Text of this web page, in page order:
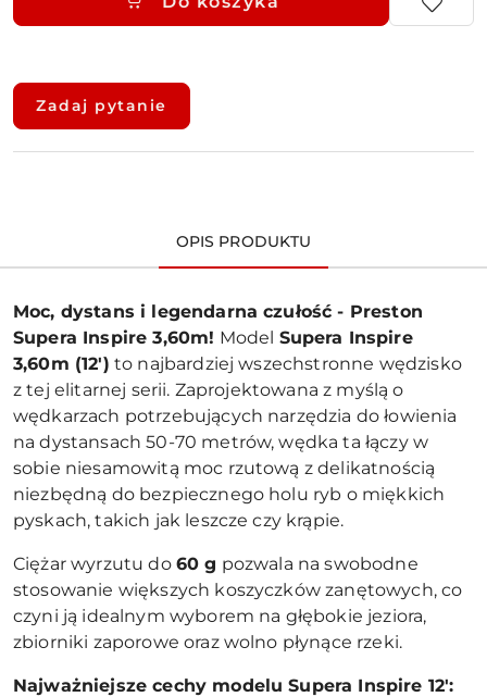
Dostępność
dostawa
Zadaj pytanie
OPIS PRODUKTU
Moc, dystans i legendarna czułość - Preston
Supera Inspire 3,60m! Model Supera Inspire
3,60m (12') to najbardziej wszechstronne wędzisko
z tej elitarnej serii. Zaprojektowana z myślą o
wędkarzach potrzebujących narzędzia do łowienia
na dystansach 50-70 metrów, wędka ta łączy w
sobie niesamowitą moc rzutową z delikatnością
niezbędną do bezpiecznego holu ryb o miękkich
pyskach, takich jak leszcze czy krąpie.
Ciężar wyrzutu do 60 g pozwala na swobodne
stosowanie większych koszyczków zanętowych, co
czyni ją idealnym wyborem na głębokie jeziora,
zbiorniki zaporowe oraz wolno płynące rzeki.
Najważniejsze cechy modelu Supera Inspire 12':